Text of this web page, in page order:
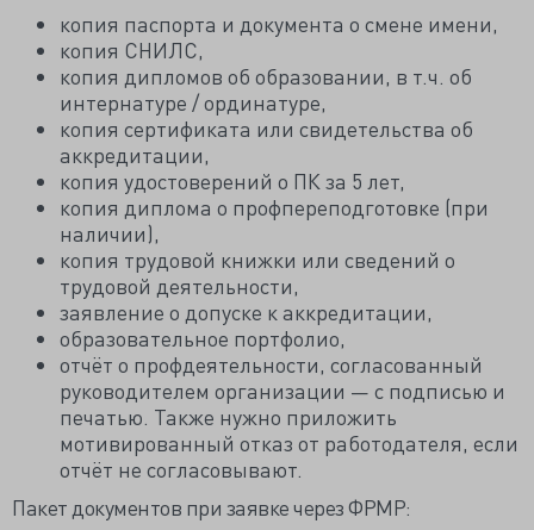
копия паспорта и документа о смене имени,
копия СНИЛС,
копия дипломов об образовании, в т.ч. об
интернатуре / ординатуре,
копия сертификата или свидетельства об
аккредитации,
копия удостоверений о ПК за 5 лет,
копия диплома о профпереподготовке (при
наличии),
копия трудовой книжки или сведений о
трудовой деятельности,
заявление о допуске к аккредитации,
образовательное портфолио,
отчёт о профдеятельности, согласованный
руководителем организации — с подписью и
печатью. Также нужно приложить
мотивированный отказ от работодателя, если
отчёт не согласовывают.
Пакет документов при заявке через ФРМР: